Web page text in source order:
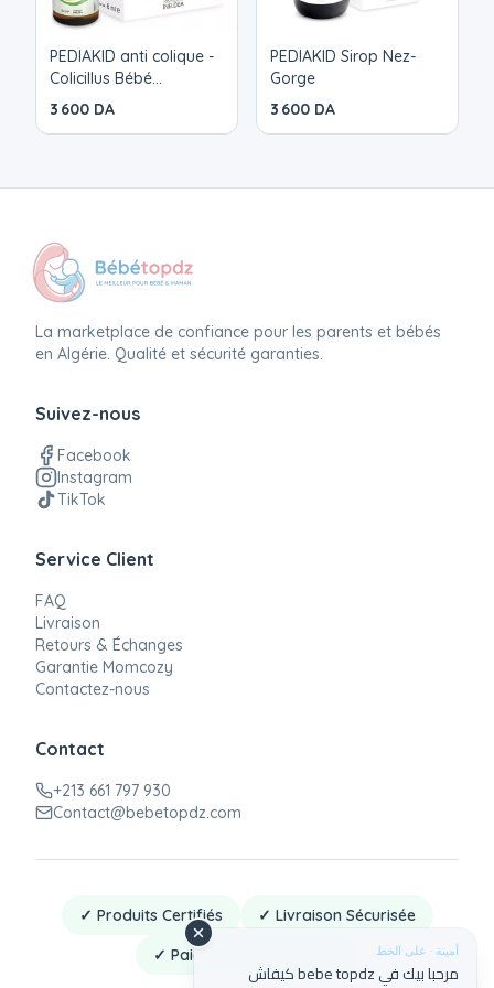
أمينة · على الخط
مرحبا بيك في bebe topdz كيفاش
PEDIAKID anti colique -
Colicillus Bébé
L.Reuteri+ 8ml
3 600 DA
PEDIAKID Sirop Nez-
Gorge
3 600 DA
La marketplace de confiance pour les parents et bébés
en Algérie. Qualité et sécurité garanties.
Suivez-nous
Facebook
Instagram
TikTok
Service Client
FAQ
Livraison
Retours & Échanges
Garantie Momcozy
Contactez-nous
Contact
+213 661 797 930
Contact@bebetopdz.com
✓ Produits Certifiés
✓ Livraison Sécurisée
✓ Paiement à la Livraison